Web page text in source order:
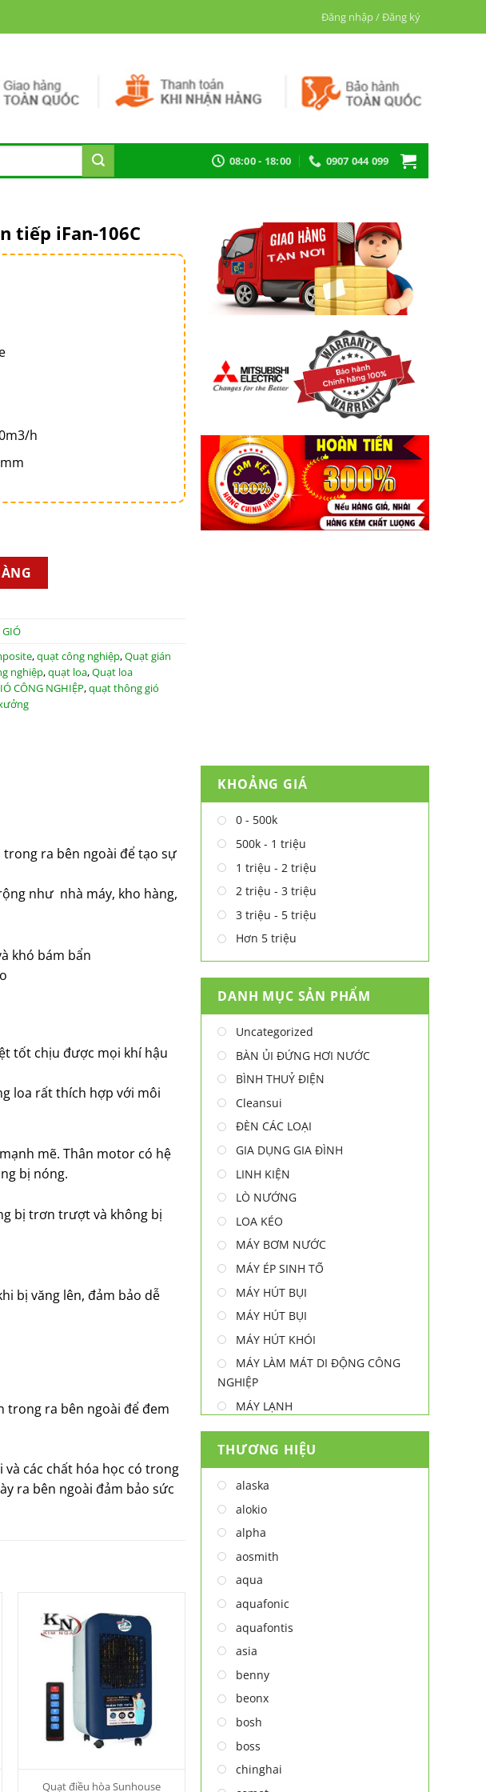
Đăng nhập / Đăng ký
08:00 - 18:00 0907 044 099
tiếp iFan-106C
h
số lượng
GIÓ
,quạt công nghiệp,Quạt gián
nghiệp,quạt loa,Quạt loa
CÔNG NGHIỆP,quạt thông gió
ra bên ngoài để tạo sự
như nhà máy, kho hàng,
khó bám bẩn
tốt chịu được mọi khí hậu
loa rất thích hợp với môi
mẽ. Thân motor có hệ
bị nóng.
bị trơn trượt và không bị
bị văng lên, đảm bảo dễ
trong ra bên ngoài để đem
các chất hóa học có trong
ra bên ngoài đảm bảo sức
Quạt điều hòa Sunhouse
KHOẢNG GIÁ
0 - 500k
500k - 1 triệu
1 triệu - 2 triệu
2 triệu - 3 triệu
3 triệu - 5 triệu
Hơn 5 triệu
DANH MỤC SẢN PHẨM
Uncategorized
BÀN ỦI ĐỨNG HƠI NƯỚC
BÌNH THUỶ ĐIỆN
Cleansui
ĐÈN CÁC LOẠI
GIA DỤNG GIA ĐÌNH
LINH KIỆN
LÒ NƯỚNG
LOA KÉO
MÁY BƠM NƯỚC
MÁY ÉP SINH TỐ
MÁY HÚT BỤI
MÁY HÚT BỤI
MÁY HÚT KHÓI
MÁY LÀM MÁT DI ĐỘNG CÔNG
NGHIỆP
MÁY LẠNH
MÁY LỌC NƯỚC
MÁY NƯỚC NÓNG
MÁY XAY ĐA NĂNG
TỦ MÁT
LÒ VI SÓNG
NỒI CƠM ĐIỆN
THƯƠNG HIỆU
alaska
alokio
alpha
aosmith
aqua
aquafonic
aquafontis
asia
benny
beonx
bosh
boss
chinghai